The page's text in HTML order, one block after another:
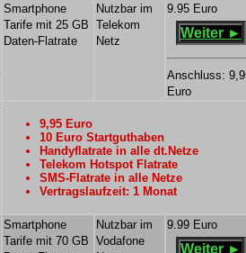
Smartphone
Tarife mit 25 GB
Daten-Flatrate
Nutzbar im
Telekom
Netz
9.95 Euro
Weiter ►
Anschluss:
Euro
9,95 Euro
10 Euro Startguthaben
Handyflatrate in alle dt.Netze
Telekom Hotspot Flatrate
SMS-Flatrate in alle Netze
Vertragslaufzeit: 1 Monat
Smartphone
Tarife mit 70 GB
Nutzbar im
Vodafone
9.99 Euro
Weiter ►